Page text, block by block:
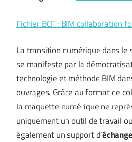
Fichier BCF : BIM collaboration
La transition numérique dans
se manifeste par la
technologie et méthode BIM
ouvrages. Grâce au format de
la maquette numérique ne
uniquement un outil de travail
également un support d’